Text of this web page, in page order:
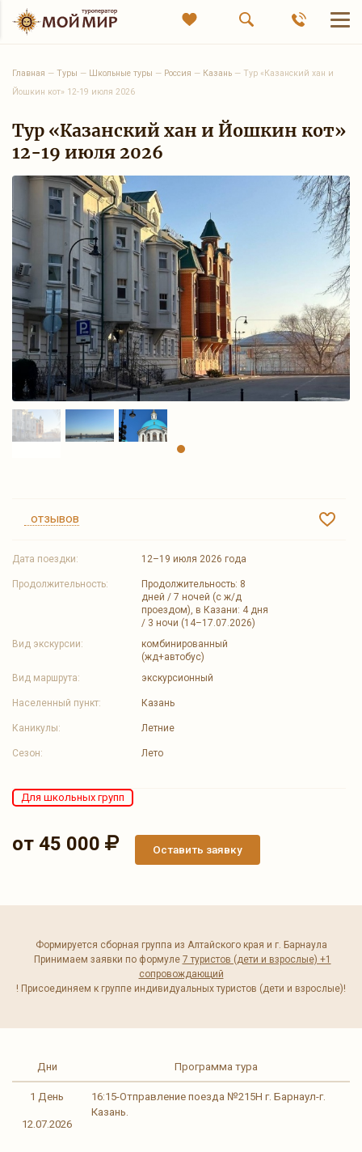
Главная — Туры — Школьные туры — Россия — Казань — Тур «Казанский хан и
Йошкин кот» 12-19 июля 2026
Тур «Казанский хан и Йошкин кот»
12-19 июля 2026
отзывов
Дата поездки: 12–19 июля 2026 года
Продолжительность:
Продолжительность: 8
дней / 7 ночей (с ж/д
проездом), в Казани: 4 дня
/ 3 ночи (14–17.07.2026)
Вид экскурсии:
комбинированный
(жд+автобус)
Вид маршрута:
экскурсионный
Населенный пункт: Казань
Каникулы: Летние
Сезон: Лето
Для школьных групп
от 45 000 Оставить заявку
Формируется сборная группа из Алтайского края и г. Барнаула
Принимаем заявки по формуле 7 туристов (дети и взрослые) +1
сопровождающий
! Присоединяем к группе индивидуальных туристов (дети и взрослые)!
Дни Программа тура
1 День
12.07.2026
16:15-Отправление поезда №215Н г. Барнаул-г.
Казань.